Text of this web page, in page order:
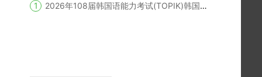
2026年108届韩国语能力考试(TOPIK)韩国报名时间